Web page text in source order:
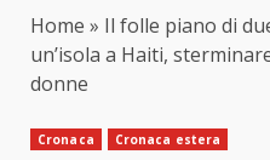
Home » Il folle piano di
un’isola a Haiti,
donne
Cronaca Cronaca estera